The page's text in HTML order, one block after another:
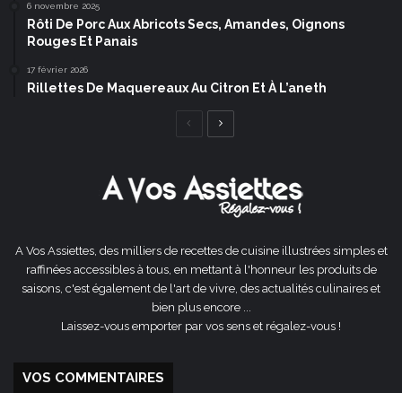
6 novembre 2025
Rôti De Porc Aux Abricots Secs, Amandes, Oignons
Rouges Et Panais
17 février 2026
Rillettes De Maquereaux Au Citron Et À L’aneth
Page
A Vos Assiettes, des milliers de recettes de cuisine illustrées simples et
raffinées accessibles à tous, en mettant à l'honneur les produits de
saisons, c'est également de l'art de vivre, des actualités culinaires et
bien plus encore ...
Laissez-vous emporter par vos sens et régalez-vous !
VOS COMMENTAIRES